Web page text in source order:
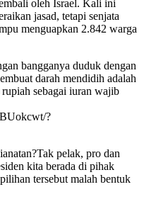
oleh Israel. Kali ini
jasad, tetapi senjata
menguapkan 2.842 warga
bangganya duduk dengan
darah mendidih adalah
sebagai iuran wajib
?
pelak, pro dan
kita berada di pihak
tersebut malah bentuk